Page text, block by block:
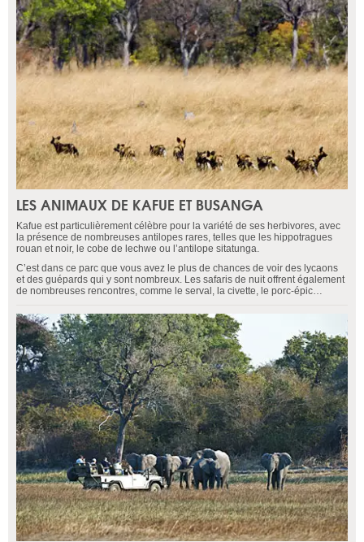
LES ANIMAUX DE KAFUE ET BUSANGA
Kafue est particulièrement célèbre pour la variété de ses herbivores, avec
la présence de nombreuses antilopes rares, telles que les hippotragues
rouan et noir, le cobe de lechwe ou l’antilope sitatunga.
C’est dans ce parc que vous avez le plus de chances de voir des lycaons
et des guépards qui y sont nombreux. Les safaris de nuit offrent également
de nombreuses rencontres, comme le serval, la civette, le porc-épic…